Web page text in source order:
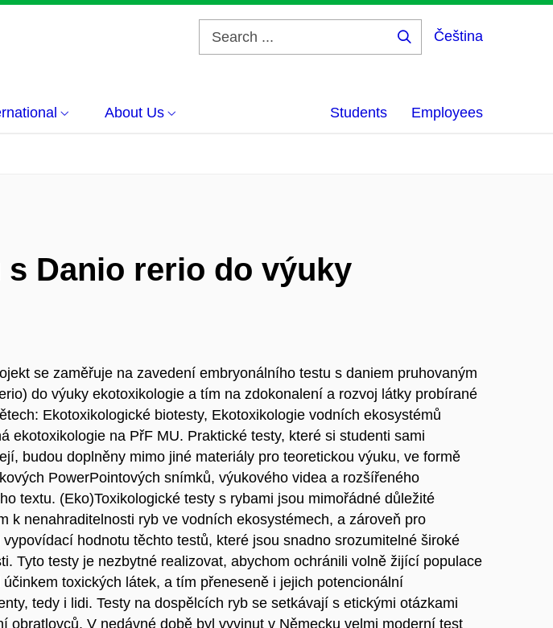
Čeština
About Us Students Employees
Danio rerio do výuky
se zaměřuje na zavedení embryonálního testu s daniem pruhovaným
do výuky ekotoxikologie a tím na zdokonalení a rozvoj látky probírané
Ekotoxikologické biotesty, Ekotoxikologie vodních ekosystémů
ekotoxikologie na PřF MU. Praktické testy, které si studenti sami
budou doplněny mimo jiné materiály pro teoretickou výuku, ve formě
PowerPointových snímků, výukového videa a rozšířeného
textu. (Eko)Toxikologické testy s rybami jsou mimořádné důležité
k nenahraditelnosti ryb ve vodních ekosystémech, a zároveň pro
vypovídací hodnotu těchto testů, které jsou snadno srozumitelné široké
Tyto testy je nezbytné realizovat, abychom ochránili volně žijící populace
účinkem toxických látek, a tím přeneseně i jejich potencionální
tedy i lidi. Testy na dospělcích ryb se setkávají s etickými otázkami
obratlovců. V nedávné době byl vyvinut v Německu velmi moderní test